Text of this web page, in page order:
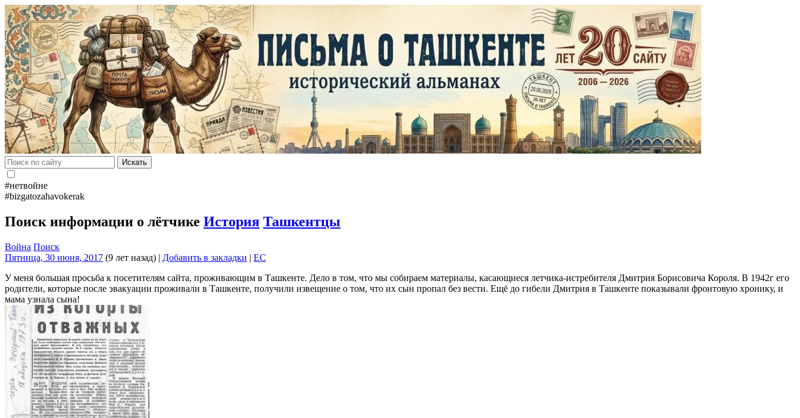
Искать
#нетвойне
#bizgatozahavokerak
Поиск информации о лётчике История Ташкентцы
Война Поиск
Пятница, 30 июня, 2017 (9 лет назад) | Добавить в закладки | EC
У меня большая просьба к посетителям сайта, проживающим в Ташкенте. Дело в тoм, что мы собираем материалы, касающиеся летчика-истребителя Дмитрия Борисовича Короля. В 1942г его
родители, которые после эвакуации проживали в Ташкенте, получили извещение о том, что их сын пропал без вести. Ещё до гибели Дмитрия в Ташкенте показывали фронтовую хронику, и
мама узнала сына!